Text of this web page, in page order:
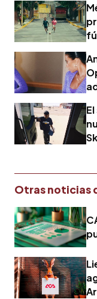
Otras noticias